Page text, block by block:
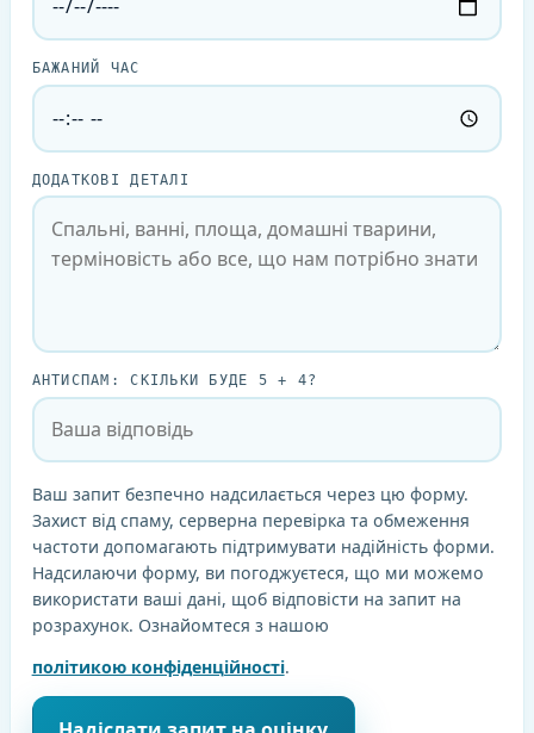
БАЖАНИЙ ЧАС
ДОДАТКОВІ ДЕТАЛІ
АНТИСПАМ: СКІЛЬКИ БУДЕ 5 + 4?
Ваш запит безпечно надсилається через цю форму.
Захист від спаму, серверна перевірка та обмеження
частоти допомагають підтримувати надійність форми.
Надсилаючи форму, ви погоджуєтеся, що ми можемо
використати ваші дані, щоб відповісти на запит на
розрахунок. Ознайомтеся з нашою
політикою конфіденційності.